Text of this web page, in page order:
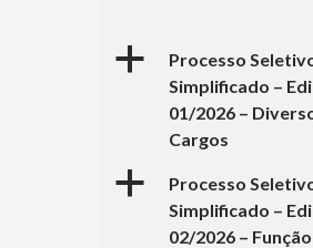
a
Processo
Simplificado –
01/2026 –
Cargos
a
Processo
Simplificado –
02/2026 –